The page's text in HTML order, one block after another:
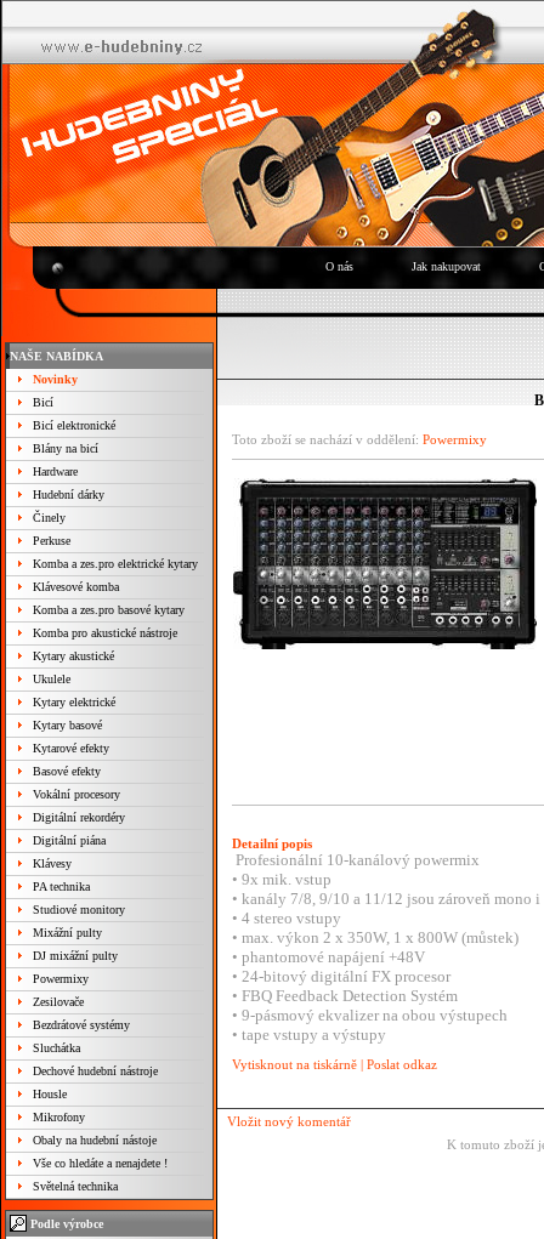
O nás Jak nakupovat
NAŠE NABÍDKA
Novinky
Bicí
Bicí elektronické
Blány na bicí
Hardware
Hudební dárky
Činely
Perkuse
Komba a zes.pro elektrické kytary
Klávesové komba
Komba a zes.pro basové kytary
Komba pro akustické nástroje
Kytary akustické
Ukulele
Kytary elektrické
Kytary basové
Kytarové efekty
Basové efekty
Vokální procesory
Digitální rekordéry
Digitální piána
Klávesy
PA technika
Studiové monitory
Mixážní pulty
DJ mixážní pulty
Powermixy
Zesilovače
Bezdrátové systémy
Sluchátka
Dechové hudební nástroje
Housle
Mikrofony
Obaly na hudební nástoje
Vše co hledáte a nenajdete !
Světelná technika
Podle výrobce
Toto zboží se nachází v oddělení: Powermixy
Detailní popis
Profesionální 10-kanálový powermix
• 9x mik. vstup
• kanály 7/8, 9/10 a 11/12 jsou zároveň mono i
• 4 stereo vstupy
• max. výkon 2 x 350W, 1 x 800W (můstek)
• phantomové napájení +48V
• 24-bitový digitální FX procesor
• FBQ Feedback Detection Systém
• 9-pásmový ekvalizer na obou výstupech
• tape vstupy a výstupy
Vytisknout na tiskárně | Poslat odkaz
Vložit nový komentář
K tomuto zboží